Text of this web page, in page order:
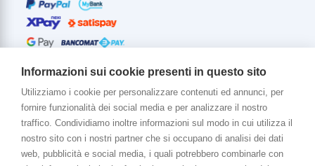
Di più su di noi
www.venerota.it
Informazioni sui cookie presenti in questo sito
Utilizziamo i cookie per personalizzare contenuti ed annunci, per
fornire funzionalità dei social media e per analizzare il nostro
traffico. Condividiamo inoltre informazioni sul modo in cui utilizza il
nostro sito con i nostri partner che si occupano di analisi dei dati
web, pubblicità e social media, i quali potrebbero combinarle con